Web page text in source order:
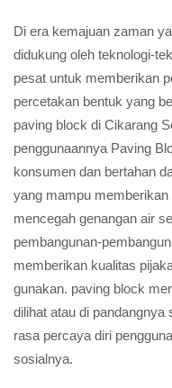
Di era kemajuan zaman
didukung oleh teknologi-
pesat untuk memberikan
percetakan bentuk yang
paving block di Cikarang
penggunaannya Paving
konsumen dan bertahan
yang mampu
mencegah genangan air
pembangunan-
memberikan kualitas
gunakan. paving block
dilihat atau di
rasa percaya diri
sosialnya.